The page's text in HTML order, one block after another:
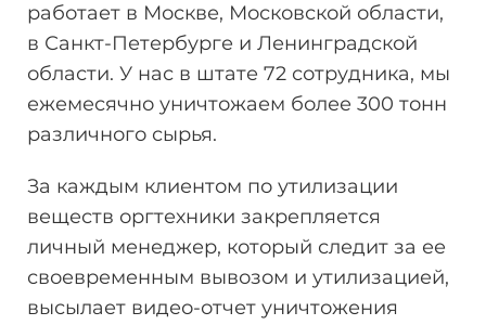
работает в Москве, Московской области,
в Санкт-Петербурге и Ленинградской
области. У нас в штате 72 сотрудника, мы
ежемесячно уничтожаем более 300 тонн
различного сырья.
За каждым клиентом по утилизации
веществ оргтехники закрепляется
личный менеджер, который следит за ее
своевременным вывозом и утилизацией,
высылает видео-отчет уничтожения